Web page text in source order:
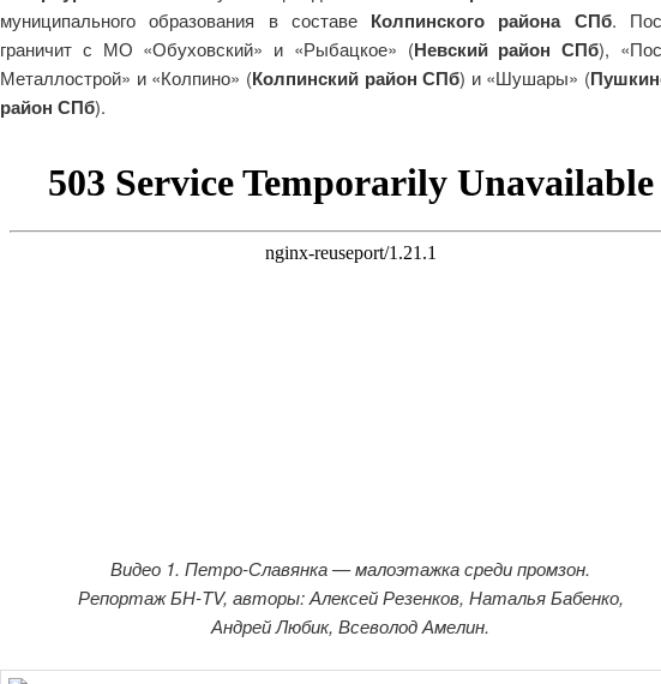
муниципального образования в составе Колпинского района СПб.
граничит с МО «Обуховский» и «Рыбацкое» (Невский район СПб),
Металлострой» и «Колпино» (Колпинский район СПб) и «Шушары» (
район СПб).
Видео 1. Петро-Славянка — малоэтажка среди промзон.
Репортаж БН-TV, авторы: Алексей Резенков, Наталья Бабенко,
Андрей Любик, Всеволод Амелин.